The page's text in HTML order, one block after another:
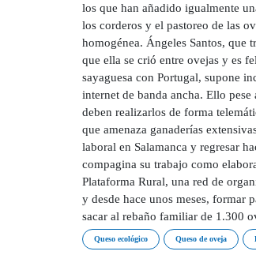
los que han añadido igualmente
los corderos y el pastoreo de las
homogénea. Ángeles Santos, que
que ella se crió entre ovejas y es
sayaguesa con Portugal, supone
internet de banda ancha. Ello
deben realizarlos de forma
que amenaza ganaderías
laboral en Salamanca y regresar
compagina su trabajo como
Plataforma Rural, una red de
y desde hace unos meses, formar
sacar al rebaño familiar de 1.300
Queso ecológico Queso de oveja